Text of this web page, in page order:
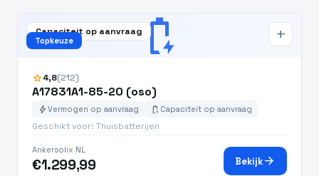
battery_charging_full
Capaciteit op aanvraag
Topkeuze add
star4,8(212)
A17831A1-85-20 (oso)
boltVermogen op aanvraag battery_charging_full Capaciteit op aanvraag
Geschikt voor: Thuisbatterijen
Ankersolix NL
€1.299,99 Bekijkarrow_forward